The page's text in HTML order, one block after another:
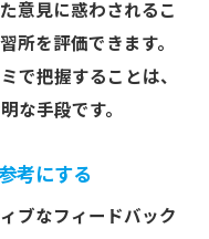
意見に惑わされるこ
所を評価できます。
で把握することは、
な手段です。
考にする
ブなフィードバック